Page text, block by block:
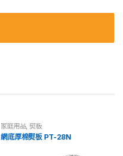
家庭用品,熨板
網底厚棉熨板 PT-28N